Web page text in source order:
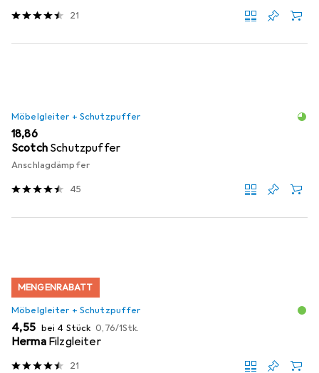
21
Möbelgleiter + Schutzpuffer
EUR
18,86
Scotch Schutzpuffer
Anschlagdämpfer
45
MENGENRABATT
Möbelgleiter + Schutzpuffer
EUR
4,55 bei 4 Stück EUR
0,76/1Stk.
Herma Filzgleiter
21